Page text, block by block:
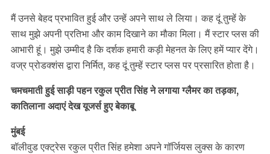
मैं उनसे बेहद प्रभावित हुई और उन्हें अपने साथ ले लिया। कह दूं तुम्हें के
साथ मुझे अपनी प्रतिभा और काम दिखाने का मौका मिला। मैं स्टार प्लस की
आभारी हूं। मुझे उम्मीद है कि दर्शक हमारी कड़ी मेहनत के लिए हमें प्यार देंगे।
वज्र प्रोडक्शंस द्वारा निर्मित, कह दूं तुम्हें स्टार प्लस पर प्रसारित होता है।
चमचमाती हुई साड़ी पहन रकुल प्रीत सिंह ने लगाया ग्लैमर का तड़का,
कातिलाना अदाएं देख यूजर्स हुए बेकाबू
मुंबई
बॉलीवुड एक्ट्रेस रकुल प्रीत सिंह हमेशा अपने गॉर्जियस लुक्स के कारण